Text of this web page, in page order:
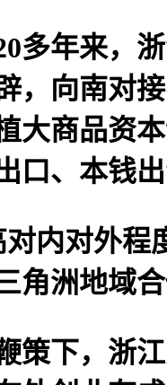
年来，浙
，向南对
大商品资
口、本钱出
对外程
角洲地域合
下，浙江